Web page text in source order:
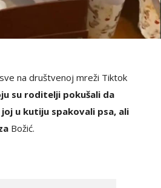
na društvenoj mreži Tiktok
su roditelji pokušali da
u kutiju spakovali psa, ali
Božić.